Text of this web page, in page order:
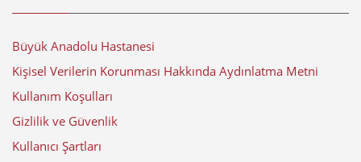
Büyük Anadolu Hastanesi
Kişisel Verilerin Korunması Hakkında Aydınlatma Metni
Kullanım Koşulları
Gizlilik ve Güvenlik
Kullanıcı Şartları